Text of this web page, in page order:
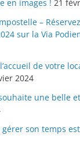
en images ! 21
–
sur la Via
de votre
2024
souhaite une belle
son temps